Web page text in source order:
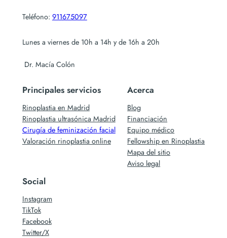
Teléfono: 911675097
Lunes a viernes de 10h a 14h y de 16h a 20h
Dr. Macía Colón
Principales servicios
Rinoplastia en Madrid
Rinoplastia ultrasónica Madrid
Cirugía de feminización facial
Valoración rinoplastia online
Acerca
Blog
Financiación
Equipo médico
Fellowship en Rinoplastia
Mapa del sitio
Aviso legal
Social
Instagram
TikTok
Facebook
Twitter/X